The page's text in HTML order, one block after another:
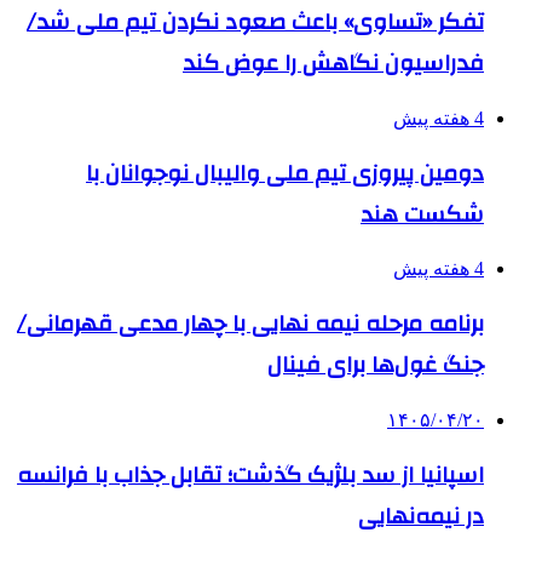
تفکر «تساوی» باعث صعود نکردن تیم ملی شد/
فدراسیون نگاهش را عوض کند
4 هفته پیش
دومین پیروزی تیم ملی والیبال نوجوانان با
شکست هند
4 هفته پیش
برنامه مرحله نیمه نهایی با چهار مدعی قهرمانی/
جنگ غول‌ها برای فینال
۱۴۰۵/۰۴/۲۰
اسپانیا از سد بلژیک گذشت؛ تقابل جذاب با فرانسه
در نیمه‌نهایی